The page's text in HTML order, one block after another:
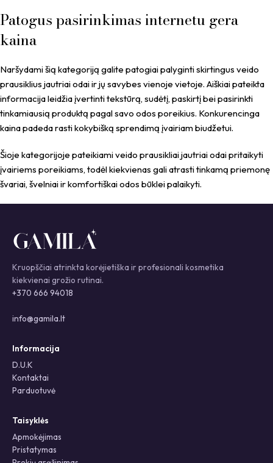
Patogus pasirinkimas internetu gera
kaina
Naršydami šią kategoriją galite patogiai palyginti skirtingus veido
prausiklius jautriai odai ir jų savybes vienoje vietoje. Aiškiai pateikta
informacija leidžia įvertinti tekstūrą, sudėtį, paskirtį bei pasirinkti
tinkamiausią produktą pagal savo odos poreikius. Konkurencinga
kaina padeda rasti kokybišką sprendimą įvairiam biudžetui.
Šioje kategorijoje pateikiami veido prausikliai jautriai odai pritaikyti
įvairiems poreikiams, todėl kiekvienas gali atrasti tinkamą priemonę
švariai, švelniai ir komfortiškai odos būklei palaikyti.
Kruopščiai atrinkta korėjietiška ir profesionali kosmetika
kiekvienai grožio rutinai.
+370 666 94018
info@gamila.lt
Informacija
D.U.K
Kontaktai
Parduotuvė
Taisyklės
Apmokėjimas
Pristatymas